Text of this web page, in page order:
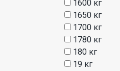
1600 кг
1650 кг
1700 кг
1780 кг
180 кг
19 кг